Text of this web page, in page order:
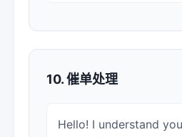
10. 催单处理
Hello! I understand